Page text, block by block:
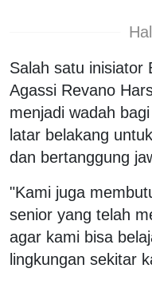
Salah satu inisiator
Agassi Revano
menjadi wadah
latar belakang
dan bertanggung
"Kami juga
senior yang telah
agar kami bisa
lingkungan sekitar